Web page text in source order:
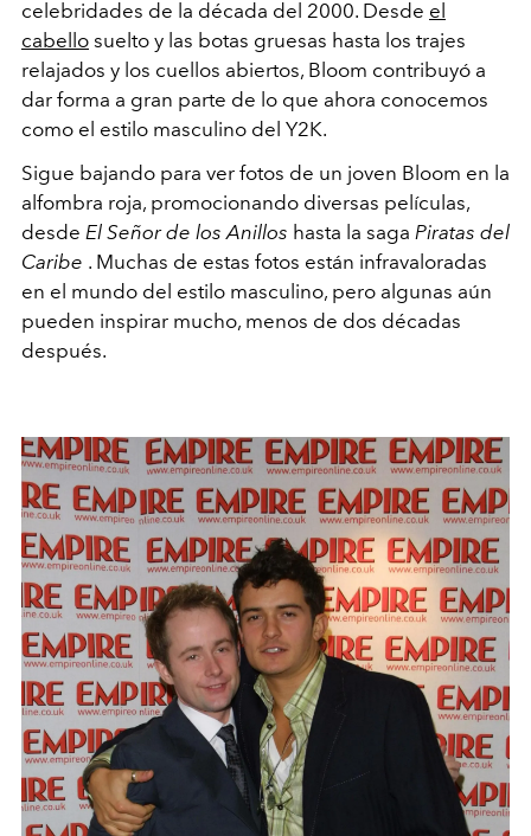
celebridades de la década del 2000. Desde el
cabello suelto y las botas gruesas hasta los trajes
relajados y los cuellos abiertos, Bloom contribuyó a
dar forma a gran parte de lo que ahora conocemos
como el estilo masculino del Y2K.
Sigue bajando para ver fotos de un joven Bloom en la
alfombra roja, promocionando diversas películas,
desde El Señor de los Anillos hasta la saga Piratas del
Caribe . Muchas de estas fotos están infravaloradas
en el mundo del estilo masculino, pero algunas aún
pueden inspirar mucho, menos de dos décadas
después.